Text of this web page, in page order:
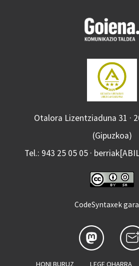
Otalora Lizentziaduna 31 ·
(Gipuzkoa)
Tel.: 943 25 05 05 ·
CodeSyntaxek
HONI BURUZ LEGE OHARRA